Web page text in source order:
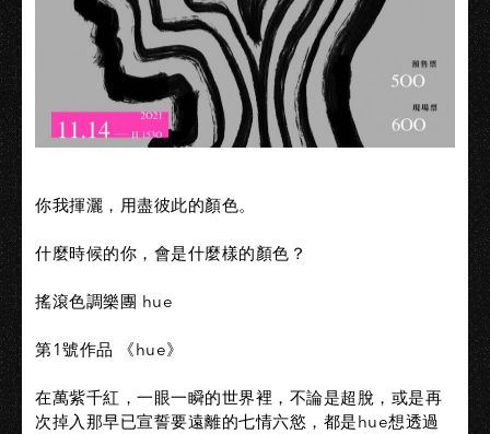
你我揮灑，用盡彼此的顏色。​
什麼時候的你，會是什麼樣的顏色？​
搖滾色調樂團 hue​
第1號作品 《hue》​
在萬紫千紅，一眼一瞬的世界裡，不論是超脫，或是再
次掉入那早已宣誓要遠離的七情六慾，都是hue想透過